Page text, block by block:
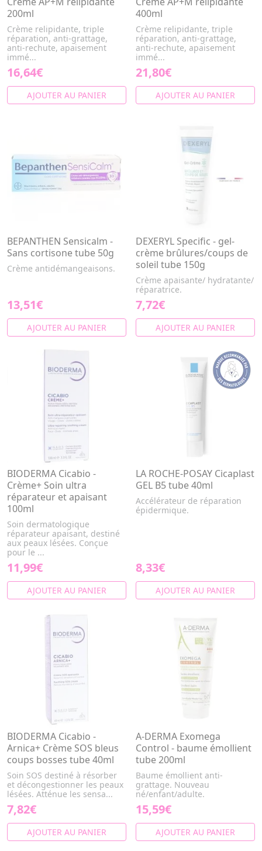
200ml
Crème relipidante, triple
réparation, anti-grattage,
anti-rechute, apaisement
immé...
16,64€
AJOUTER AU PANIER
400ml
Crème relipidante, triple
réparation, anti-grattage,
anti-rechute, apaisement
immé...
21,80€
AJOUTER AU PANIER
BEPANTHEN Sensicalm -
Sans cortisone tube 50g
Crème antidémangeaisons.
13,51€
AJOUTER AU PANIER
DEXERYL Specific - gel-
crème brûlures/coups de
soleil tube 150g
Crème apaisante/ hydratante/
réparatrice.
7,72€
AJOUTER AU PANIER
BIODERMA Cicabio -
Crème+ Soin ultra
réparateur et apaisant
100ml
Soin dermatologique
réparateur apaisant, destiné
aux peaux lésées. Conçue
pour le ...
11,99€
AJOUTER AU PANIER
LA ROCHE-POSAY Cicaplast
GEL B5 tube 40ml
Accélérateur de réparation
épidermique.
8,33€
AJOUTER AU PANIER
BIODERMA Cicabio -
Arnica+ Crème SOS bleus
coups bosses tube 40ml
Soin SOS destiné à résorber
et décongestionner les peaux
lésées. Atténue les sensa...
7,82€
AJOUTER AU PANIER
A-DERMA Exomega
Control - baume émollient
tube 200ml
Baume émollient anti-
grattage. Nouveau
né/enfant/adulte.
15,59€
AJOUTER AU PANIER